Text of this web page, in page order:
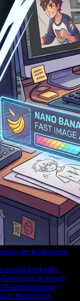
der KI-Kartoon-
und individueller
zu einem
Kommunikation
Plattformen,